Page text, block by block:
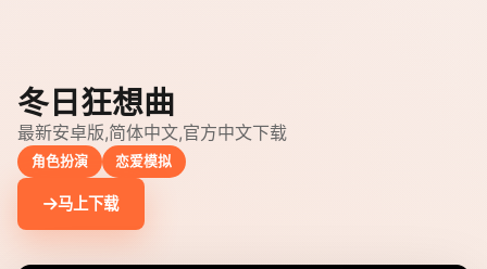
冬日狂想曲
最新安卓版,简体中文,官方中文下载
角色扮演 恋爱模拟
马上下载